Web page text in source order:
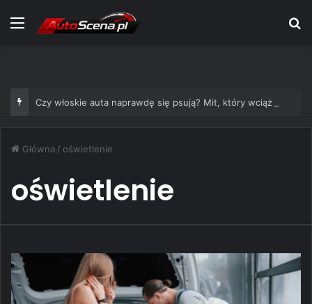
Menu
Główna / oświetlenie
oświetlenie